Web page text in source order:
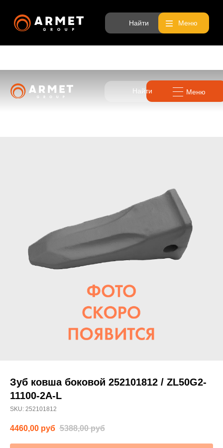
Найти
Зуб ковша боковой 252101812 / ZL50G2-
11100-2A-L
SKU: 252101812
4460,00 руб 5388,00 руб